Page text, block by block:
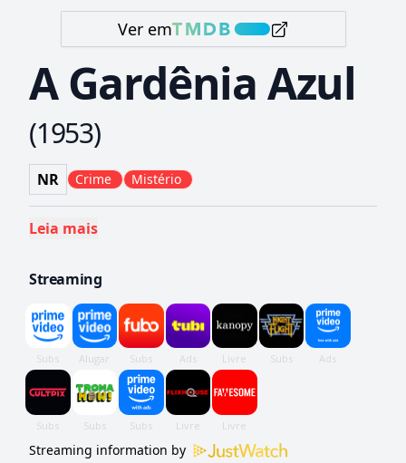
Ver em
A Gardênia Azul
(1953)
NR Crime Mistério
Leia mais
Streaming
Streaming information by